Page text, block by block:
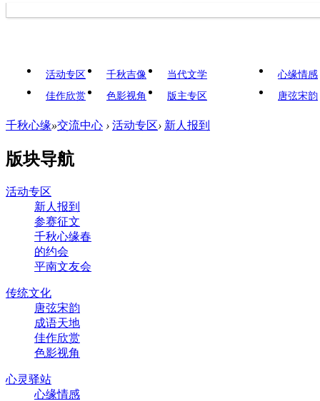
活动专区 千秋吉像
当代文学
佳作欣赏
色影视角 版主专区
心缘情感
唐弦宋韵
千秋心缘»交流中心 › 活动专区› 新人报到
版块导航
活动专区
新人报到
参赛征文
千秋心缘春
的约会
平南文友会
传统文化
唐弦宋韵
成语天地
佳作欣赏
色影视角
心灵驿站
心缘情感